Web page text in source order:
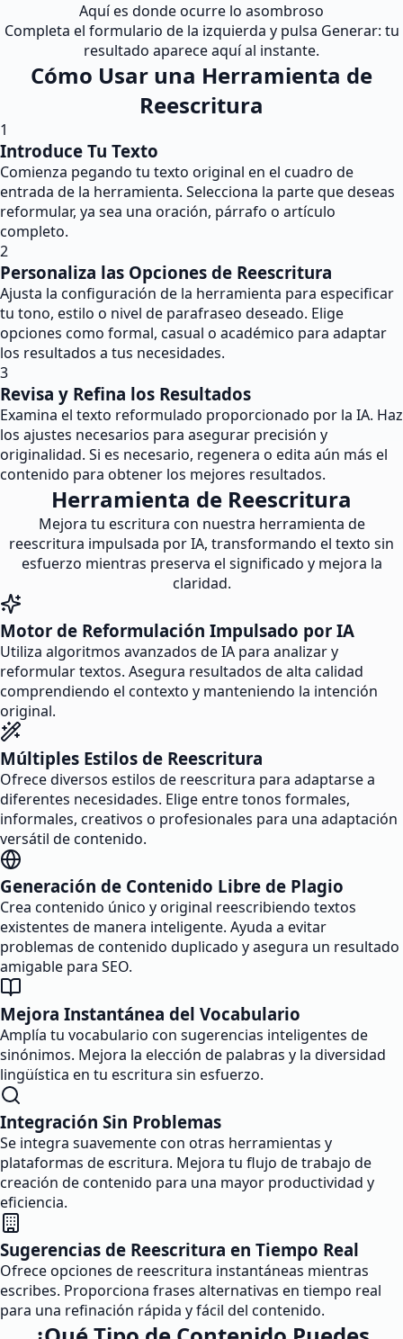
Aquí es donde ocurre lo asombroso
Completa el formulario de la izquierda y pulsa Generar: tu
resultado aparece aquí al instante.
Cómo Usar una Herramienta de
Reescritura
1
Introduce Tu Texto
Comienza pegando tu texto original en el cuadro de
entrada de la herramienta. Selecciona la parte que deseas
reformular, ya sea una oración, párrafo o artículo
completo.
2
Personaliza las Opciones de Reescritura
Ajusta la configuración de la herramienta para especificar
tu tono, estilo o nivel de parafraseo deseado. Elige
opciones como formal, casual o académico para adaptar
los resultados a tus necesidades.
3
Revisa y Refina los Resultados
Examina el texto reformulado proporcionado por la IA. Haz
los ajustes necesarios para asegurar precisión y
originalidad. Si es necesario, regenera o edita aún más el
contenido para obtener los mejores resultados.
Herramienta de Reescritura
Mejora tu escritura con nuestra herramienta de
reescritura impulsada por IA, transformando el texto sin
esfuerzo mientras preserva el significado y mejora la
claridad.
Motor de Reformulación Impulsado por IA
Utiliza algoritmos avanzados de IA para analizar y
reformular textos. Asegura resultados de alta calidad
comprendiendo el contexto y manteniendo la intención
original.
Múltiples Estilos de Reescritura
Ofrece diversos estilos de reescritura para adaptarse a
diferentes necesidades. Elige entre tonos formales,
informales, creativos o profesionales para una adaptación
versátil de contenido.
Generación de Contenido Libre de Plagio
Crea contenido único y original reescribiendo textos
existentes de manera inteligente. Ayuda a evitar
problemas de contenido duplicado y asegura un resultado
amigable para SEO.
Mejora Instantánea del Vocabulario
Amplía tu vocabulario con sugerencias inteligentes de
sinónimos. Mejora la elección de palabras y la diversidad
lingüística en tu escritura sin esfuerzo.
Integración Sin Problemas
Se integra suavemente con otras herramientas y
plataformas de escritura. Mejora tu flujo de trabajo de
creación de contenido para una mayor productividad y
eficiencia.
Sugerencias de Reescritura en Tiempo Real
Ofrece opciones de reescritura instantáneas mientras
escribes. Proporciona frases alternativas en tiempo real
para una refinación rápida y fácil del contenido.